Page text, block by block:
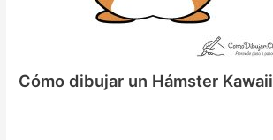
Cómo dibujar un Hámster Kawaii